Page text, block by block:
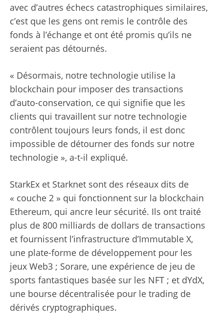
avec d’autres échecs catastrophiques similaires,
c’est que les gens ont remis le contrôle des
fonds à l’échange et ont été promis qu’ils ne
seraient pas détournés.
« Désormais, notre technologie utilise la
blockchain pour imposer des transactions
d’auto-conservation, ce qui signifie que les
clients qui travaillent sur notre technologie
contrôlent toujours leurs fonds, il est donc
impossible de détourner des fonds sur notre
technologie », a-t-il expliqué.
StarkEx et Starknet sont des réseaux dits de
« couche 2 » qui fonctionnent sur la blockchain
Ethereum, qui ancre leur sécurité. Ils ont traité
plus de 800 milliards de dollars de transactions
et fournissent l’infrastructure d’Immutable X,
une plate-forme de développement pour les
jeux Web3 ; Sorare, une expérience de jeu de
sports fantastiques basée sur les NFT ; et dYdX,
une bourse décentralisée pour le trading de
dérivés cryptographiques.